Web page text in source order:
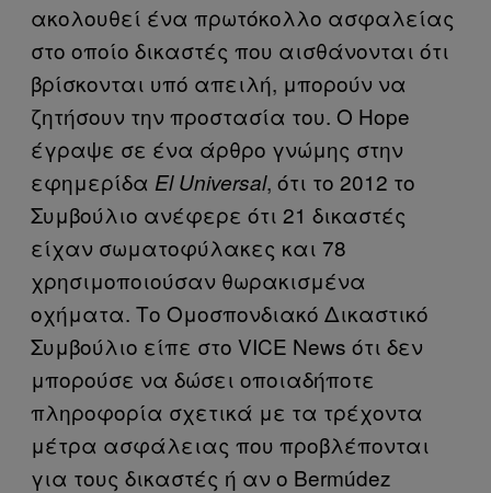
ακολουθεί ένα πρωτόκολλο ασφαλείας
στο οποίο δικαστές που αισθάνονται ότι
βρίσκονται υπό απειλή, μπορούν να
ζητήσουν την προστασία του. Ο Hope
έγραψε σε ένα άρθρο γνώμης στην
εφημερίδα El Universal, ότι το 2012 το
Συμβούλιο ανέφερε ότι 21 δικαστές
είχαν σωματοφύλακες και 78
χρησιμοποιούσαν θωρακισμένα
οχήματα. Το Ομοσπονδιακό Δικαστικό
Συμβούλιο είπε στο VICE News ότι δεν
μπορούσε να δώσει οποιαδήποτε
πληροφορία σχετικά με τα τρέχοντα
μέτρα ασφάλειας που προβλέπονται
για τους δικαστές ή αν ο Bermúdez